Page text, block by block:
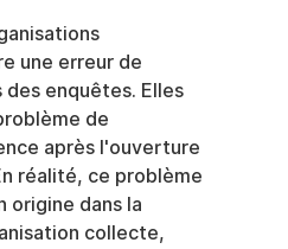
une erreur de
enquêtes. Elles
de
après l'ouverture
réalité, ce problème
origine dans la
collecte,